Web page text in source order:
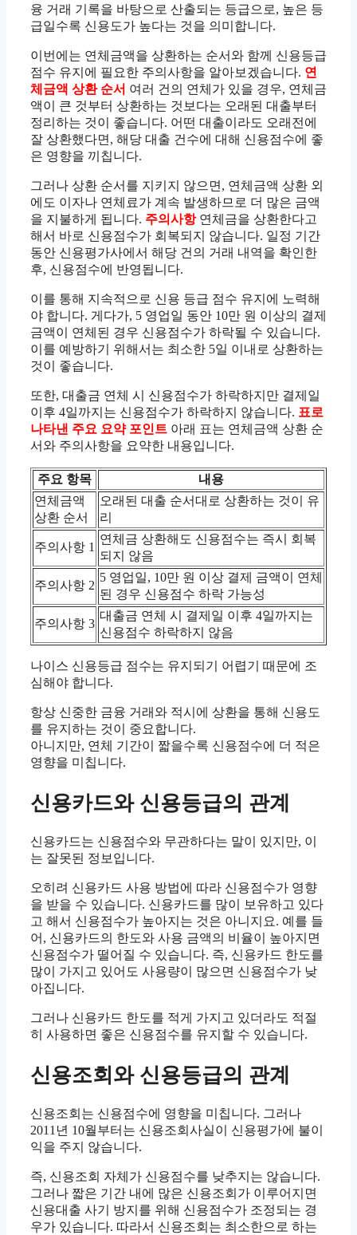
융 거래 기록을 바탕으로 산출되는 등급으로, 높은 등
급일수록 신용도가 높다는 것을 의미합니다.
이번에는 연체금액을 상환하는 순서와 함께 신용등급
점수 유지에 필요한 주의사항을 알아보겠습니다. 연
체금액 상환 순서 여러 건의 연체가 있을 경우, 연체금
액이 큰 것부터 상환하는 것보다는 오래된 대출부터
정리하는 것이 좋습니다. 어떤 대출이라도 오래전에
잘 상환했다면, 해당 대출 건수에 대해 신용점수에 좋
은 영향을 끼칩니다.
그러나 상환 순서를 지키지 않으면, 연체금액 상환 외
에도 이자나 연체료가 계속 발생하므로 더 많은 금액
을 지불하게 됩니다. 주의사항연체금을 상환한다고
해서 바로 신용점수가 회복되지 않습니다. 일정 기간
동안 신용평가사에서 해당 건의 거래 내역을 확인한
후, 신용점수에 반영됩니다.
이를 통해 지속적으로 신용 등급 점수 유지에 노력해
야 합니다. 게다가, 5 영업일 동안 10만 원 이상의 결제
금액이 연체된 경우 신용점수가 하락될 수 있습니다.
이를 예방하기 위해서는 최소한 5일 이내로 상환하는
것이 좋습니다.
또한, 대출금 연체 시 신용점수가 하락하지만 결제일
이후 4일까지는 신용점수가 하락하지 않습니다. 표로
나타낸 주요 요약 포인트 아래 표는 연체금액 상환 순
서와 주의사항을 요약한 내용입니다.
주요 항목
내용
연체금액
상환 순서
오래된 대출 순서대로 상환하는 것이 유
리
주의사항 1
연체금 상환해도 신용점수는 즉시 회복
되지 않음
주의사항 2
5 영업일, 10만 원 이상 결제 금액이 연체
된 경우 신용점수 하락 가능성
주의사항 3
대출금 연체 시 결제일 이후 4일까지는
신용점수 하락하지 않음
나이스 신용등급 점수는 유지되기 어렵기 때문에 조
심해야 합니다.
항상 신중한 금융 거래와 적시에 상환을 통해 신용도
를 유지하는 것이 중요합니다.
아니지만, 연체 기간이 짧을수록 신용점수에 더 적은
영향을 미칩니다.
신용카드와 신용등급의 관계
신용카드는 신용점수와 무관하다는 말이 있지만, 이
는 잘못된 정보입니다.
오히려 신용카드 사용 방법에 따라 신용점수가 영향
을 받을 수 있습니다. 신용카드를 많이 보유하고 있다
고 해서 신용점수가 높아지는 것은 아니지요. 예를 들
어, 신용카드의 한도와 사용 금액의 비율이 높아지면
신용점수가 떨어질 수 있습니다. 즉, 신용카드 한도를
많이 가지고 있어도 사용량이 많으면 신용점수가 낮
아집니다.
그러나 신용카드 한도를 적게 가지고 있더라도 적절
히 사용하면 좋은 신용점수를 유지할 수 있습니다.
신용조회와 신용등급의 관계
신용조회는 신용점수에 영향을 미칩니다. 그러나
2011년 10월부터는 신용조회사실이 신용평가에 불이
익을 주지 않습니다.
즉, 신용조회 자체가 신용점수를 낮추지는 않습니다.
그러나 짧은 기간 내에 많은 신용조회가 이루어지면
신용대출 사기 방지를 위해 신용점수가 조정되는 경
우가 있습니다. 따라서 신용조회는 최소한으로 하는